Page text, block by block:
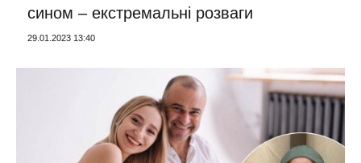
сином – екстремальні розваги
29.01.2023 13:40